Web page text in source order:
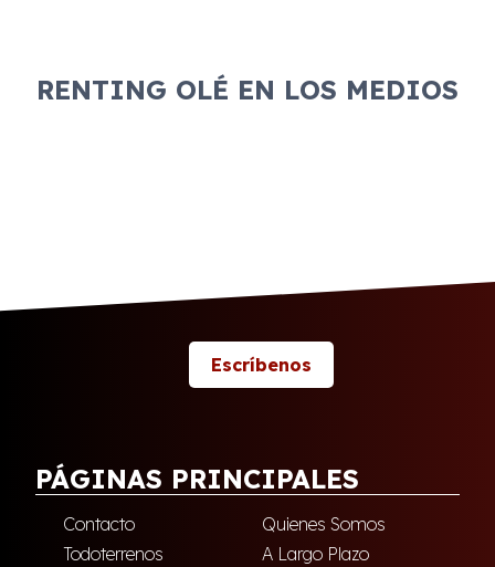
RENTING OLÉ EN LOS MEDIOS
Escríbenos
PÁGINAS PRINCIPALES
Contacto
Quienes Somos
Todoterrenos
A Largo Plazo